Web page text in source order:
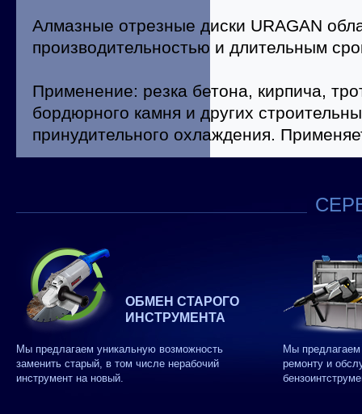
Алмазные отрезные диски URAGAN
производительностью и длительным
Применение: резка бетона, кирпича,
бордюрного камня и других
принудительного охлаждения.
ОБМЕН СТАРОГО
ИНСТРУМЕНТА
Мы предлагаем уникальную возможность
заменить старый, в том числе нерабочий
инструмент на новый.
Мы
ремонту и